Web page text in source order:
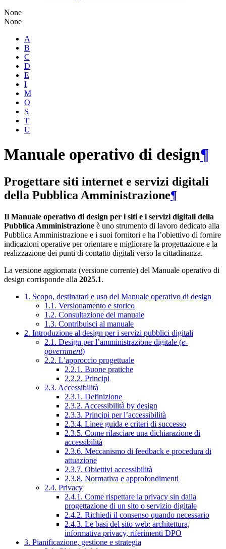
None
None
A
B
C
D
E
I
M
O
S
T
U
Manuale operativo di design¶
Progettare siti internet e servizi digitali
della Pubblica Amministrazione¶
Il Manuale operativo di design per i siti e i servizi digitali della
Pubblica Amministrazione è uno strumento di lavoro dedicato alla
Pubblica Amministrazione e i suoi fornitori e ha l’obiettivo di fornire
indicazioni operative per orientare e migliorare la progettazione e la
realizzazione dei punti di contatto digitali verso la cittadinanza.
La versione aggiornata (versione corrente) del Manuale operativo di
design corrisponde alla 2025.1.
1. Scopo, destinatari e uso del Manuale operativo di design
1.1. Versionamento e storico
1.2. Consultazione del manuale
1.3. Contribuisci al manuale
2. Introduzione al design per i servizi pubblici digitali
2.1. Design per l’amministrazione digitale (e-
government)
2.2. L’approccio progettuale
2.2.1. Buone pratiche
2.2.2. Principi
2.3. Accessibilità
2.3.1. Definizione
2.3.2. Accessibilità by design
2.3.3. Principi per l’accessibilità
2.3.4. Linee guida e criteri di successo
2.3.5. Come rilasciare una dichiarazione di
accessibilità
2.3.6. Meccanismo di feedback e procedura di
attuazione
2.3.7. Obiettivi accessibilità
2.3.8. Normativa e approfondimenti
2.4. Privacy
2.4.1. Come rispettare la privacy sin dalla
progettazione di un sito o servizio digitale
2.4.2. Richiedi il consenso quando necessario
2.4.3. Le basi del sito web: architettura,
informativa privacy, riferimenti DPO
3. Pianificazione, gestione e strategia